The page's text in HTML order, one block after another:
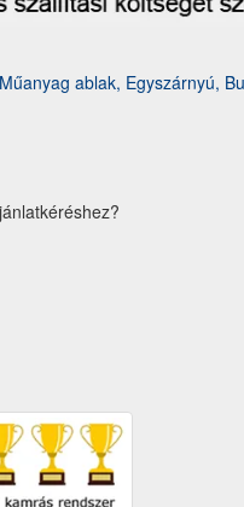
ablak, Egyszárnyú,